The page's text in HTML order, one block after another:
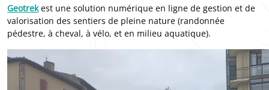
Geotrek est une solution numérique en ligne de gestion et de
valorisation des sentiers de pleine nature (randonnée
pédestre, à cheval, à vélo, et en milieu aquatique).